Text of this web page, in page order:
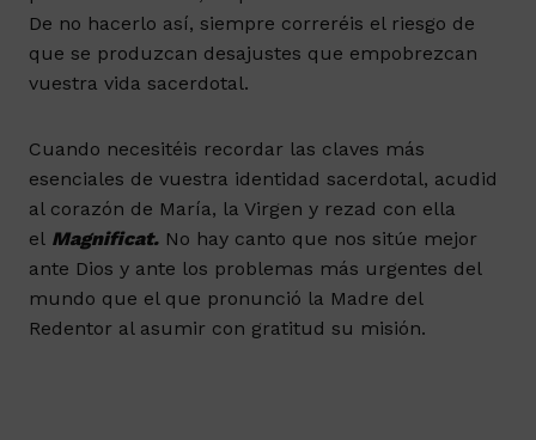
De no hacerlo así, siempre correréis el riesgo de
que se produzcan desajustes que empobrezcan
vuestra vida sacerdotal.
Cuando necesitéis recordar las claves más
esenciales de vuestra identidad sacerdotal, acudid
al corazón de María, la Virgen y rezad con ella
el Magnificat.No hay canto que nos sitúe mejor
ante Dios y ante los problemas más urgentes del
mundo que el que pronunció la Madre del
Redentor al asumir con gratitud su misión.